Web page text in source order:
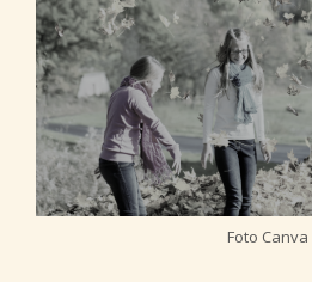
Foto Canva